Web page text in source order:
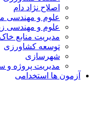
اصلاح نژاد دام
علوم و مهندسی
علوم و مهندسی
مدیریت منابع خاک
توسعه کشاورزی
شهرسازی
مدیریت پروژه و
آزمون ها استخدامی